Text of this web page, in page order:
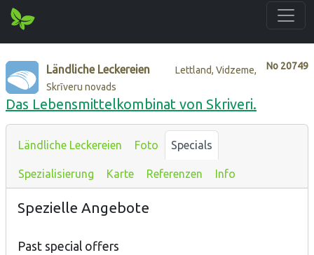
No 20749
Ländliche Leckereien
Lettland, Vidzeme,
Skrīveru novads
Das Lebensmittelkombinat von Skriveri.
Ländliche Leckereien Foto Specials
Spezialisierung Karte Referenzen Info
Spezielle Angebote
Past special offers